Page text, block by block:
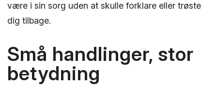
være i sin sorg uden at skulle forklare eller trøste
dig tilbage.
Små handlinger, stor
betydning